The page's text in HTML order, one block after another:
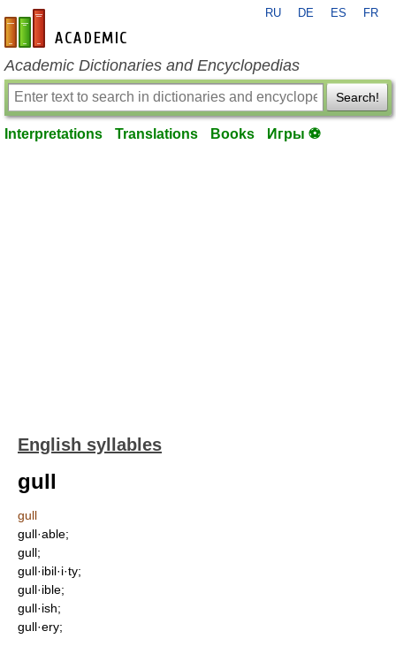
en-academic.com
RU DE ES FR
Academic Dictionaries and Encyclopedias
Search!
Interpretations Translations Books Игры ⚽
English syllables
gull
gull
gull·able;
gull;
gull·ibil·i·ty;
gull·ible;
gull·ish;
gull·ery;